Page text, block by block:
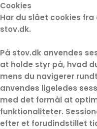
Cookies
Har du slået cookies
stov.dk.
På stov.dk anvendes
at holde styr på, hvad
mens du navigerer
anvendes ligeledes
med det formål at
funktionaliteter.
efter et forudindstillet